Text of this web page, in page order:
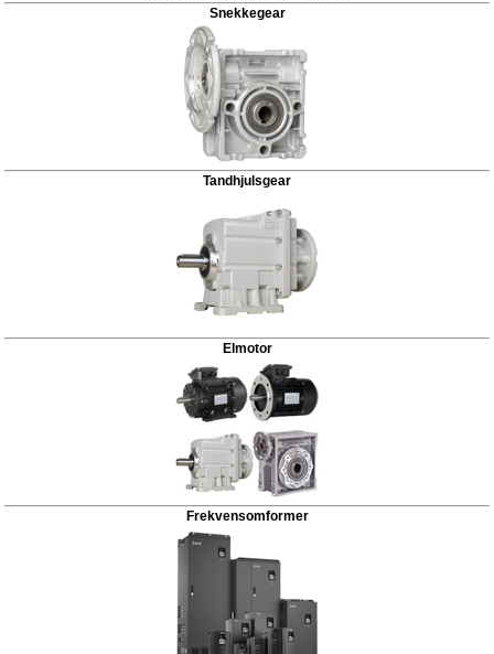
Snekkegear
Tandhjulsgear
Elmotor
Frekvensomformer